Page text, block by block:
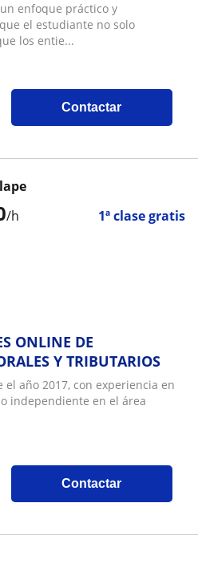
enfoque práctico y
el estudiante no solo
los entie...
Contactar
/h 1ª clase gratis
ONLINE DE
Y TRIBUTARIOS
el año 2017, con experiencia en
independiente en el área
Contactar